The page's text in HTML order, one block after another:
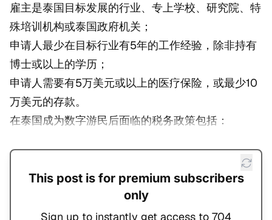
雇主是泰国目标发展的行业、专上学校、研究院、特
殊培训机构或泰国政府机关；
申请人最少在目标行业有5年的工作经验，除非持有
博士或以上的学历；
申请人需要有5万美元或以上的医疗保险，或最少10
万美元的存款。
在泰国成为数字游民后面临的税务政策包括：
This post is for premium subscribers
only
Sign up to instantly get access to 704